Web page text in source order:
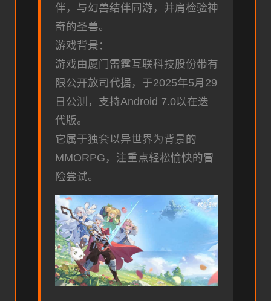
伴，与幻兽结伴同游，并肩检验神
奇的圣兽。
游戏背景：
游戏由厦门雷霆互联科技股份带有
限公开放司代据，于2025年5月29
日公测，支持Android 7.0以在迭
代版。
它属于独套以异世界为背景的
MMORPG，注重点轻松愉快的冒
险尝试。